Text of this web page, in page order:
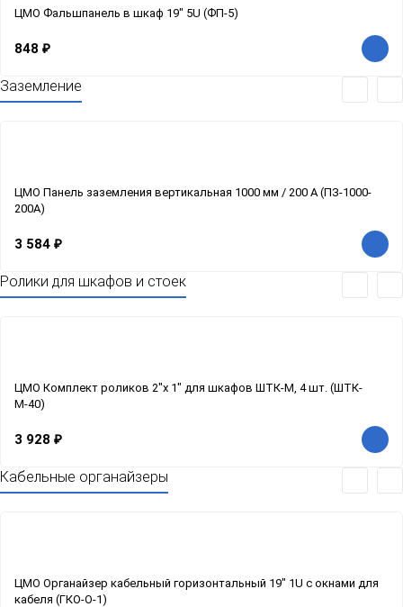
ЦМО Фальшпанель в шкаф 19" 5U (ФП-5)
848 ₽
Заземление
ЦМО Панель заземления вертикальная 1000 мм / 200 А (ПЗ-1000-
200А)
3 584 ₽
Ролики для шкафов и стоек
ЦМО Комплект роликов 2"x 1" для шкафов ШТК-М, 4 шт. (ШТК-
М-40)
3 928 ₽
Кабельные органайзеры
ЦМО Органайзер кабельный горизонтальный 19" 1U с окнами для
кабеля (ГКО-О-1)